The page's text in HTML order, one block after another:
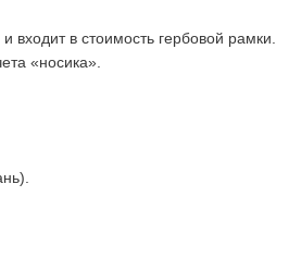
входит в стоимость гербовой рамки.
«носика».